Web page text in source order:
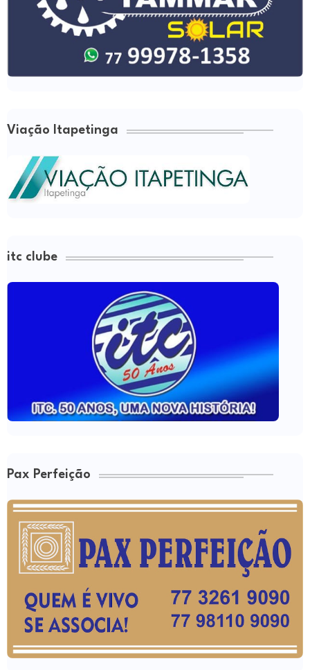
Viação Itapetinga
itc clube
Pax Perfeição